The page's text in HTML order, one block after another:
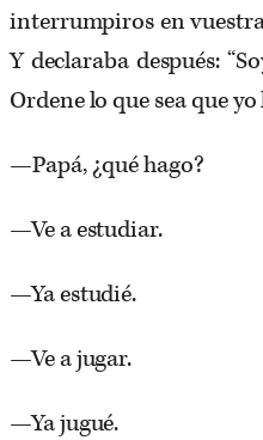
interrumpiros en
Y declaraba después:
Ordene lo que sea que yo
—Papá, ¿qué hago?
—Ve a estudiar.
—Ya estudié.
—Ve a jugar.
—Ya jugué.